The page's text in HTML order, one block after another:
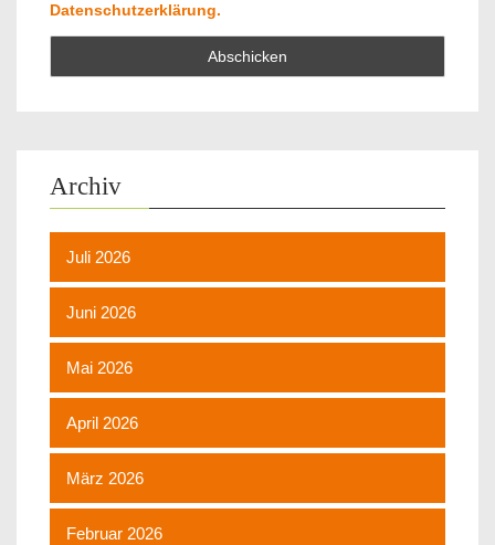
Datenschutzerklärung.
Archiv
Juli 2026
Juni 2026
Mai 2026
April 2026
März 2026
Februar 2026